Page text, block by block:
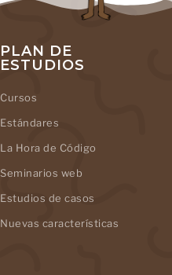
PLAN DE
ESTUDIOS
Cursos
Estándares
La Hora de Código
Seminarios web
Estudios de casos
Nuevas características